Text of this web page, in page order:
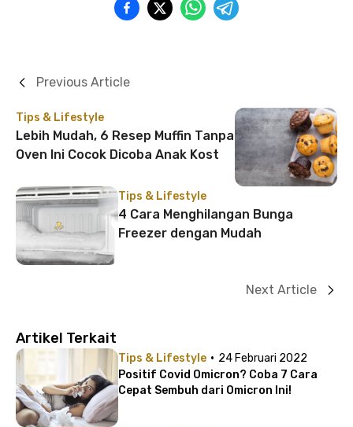
Tips & Lifestyle
Lebih Mudah, 6 Resep Muffin Tanpa
Oven Ini Cocok Dicoba Anak Kost
Previous Article
Tips & Lifestyle
4 Cara Menghilangan Bunga
Freezer dengan Mudah
Next Article
Artikel Terkait
Tips & Lifestyle · 24 Februari 2022
Positif Covid Omicron? Coba 7 Cara
Cepat Sembuh dari Omicron Ini!